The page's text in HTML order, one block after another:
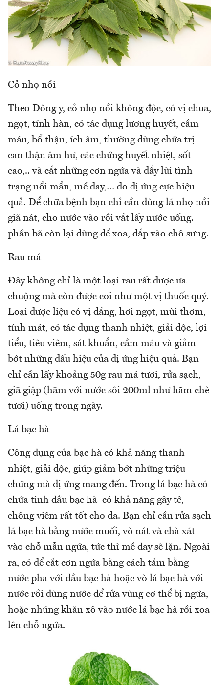
Cỏ nhọ nồi
Theo Đông y, cỏ nhọ nồi không độc, có vị chua,
ngọt, tính hàn, có tác dụng lương huyết, cầm
máu, bổ thận, ích âm, thường dùng chữa trị
can thận âm hư, các chứng huyết nhiệt, sốt
cao,.. và cắt những cơn ngứa và dẩy lùi tình
trạng nổi mẩn, mề đay,… do dị ứng cực hiệu
quả. Để chữa bệnh bạn chỉ cần dùng lá nhọ nồi
giã nát, cho nước vào rồi vắt lấy nước uống.
phần bã còn lại dùng để xoa, đắp vào chô sưng.
Rau má
Đây không chỉ là một loại rau rất được ưa
chuộng mà còn được coi như một vị thuốc quý.
Loại dược liệu có vị đắng, hơi ngọt, mùi thơm,
tính mát, có tác dụng thanh nhiệt, giải độc, lợi
tiểu, tiêu viêm, sát khuẩn, cầm máu và giảm
bớt những dấu hiệu của dị ứng hiệu quả. Bạn
chỉ cần lấy khoảng 50g rau má tươi, rửa sạch,
giã giập (hãm với nước sôi 200ml như hãm chè
tươi) uống trong ngày.
Lá bạc hà
Công dụng của bạc hà có khả năng thanh
nhiệt, giải độc, giúp giảm bớt những triệu
chứng mà dị ứng mang đến. Trong lá bạc hà có
chứa tinh dầu bạc hà có khả năng gây tê,
chông viêm rất tốt cho da. Bạn chỉ cần rửa sạch
lá bạc hà bằng nước muối, vò nát và chà xát
vào chỗ mẫn ngứa, tức thì mề đay sẽ lặn. Ngoài
ra, có để cắt cơn ngứa bằng cách tắm bằng
nước pha với dầu bạc hà hoặc vò lá bạc hà với
nước rồi dùng nước để rửa vùng cơ thể bị ngứa,
hoặc nhúng khăn xô vào nước lá bạc hà rồi xoa
lên chỗ ngứa.